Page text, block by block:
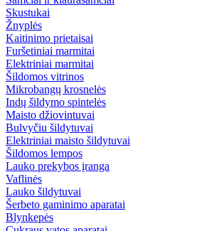
Skustukai
Žnyplės
Kaitinimo prietaisai
Furšetiniai marmitai
Elektriniai marmitai
Šildomos vitrinos
Mikrobangų krosnelės
Indų šildymo spintelės
Maisto džiovintuvai
Bulvyčiu šildytuvai
Elektriniai maisto šildytuvai
Šildomos lempos
Lauko prekybos įranga
Vaflinės
Lauko šildytuvai
Šerbeto gaminimo aparatai
Blynkepės